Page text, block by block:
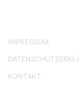
IMPRESSUM
KONTAKT